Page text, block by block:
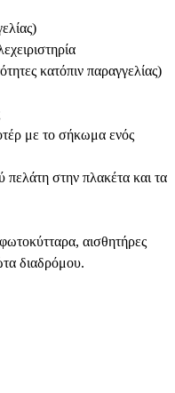
κατόπιν παραγγελίας)
με το σήκωμα ενός
πελάτη στην πλακέτα και τα
αισθητήρες
διαδρόμου.